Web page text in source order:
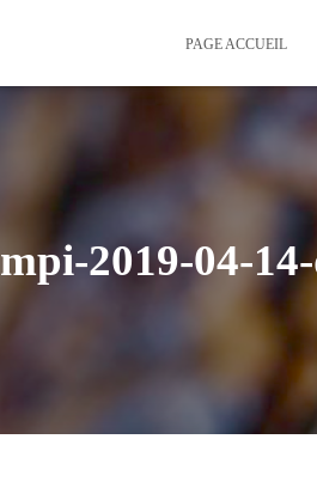
PAGE ACCUEIL
mpi-2019-04-